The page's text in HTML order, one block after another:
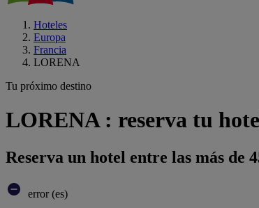
Hoteles
Europa
Francia
LORENA
Tu próximo destino
LORENA : reserva tu
Reserva un hotel entre las más de
error (es)